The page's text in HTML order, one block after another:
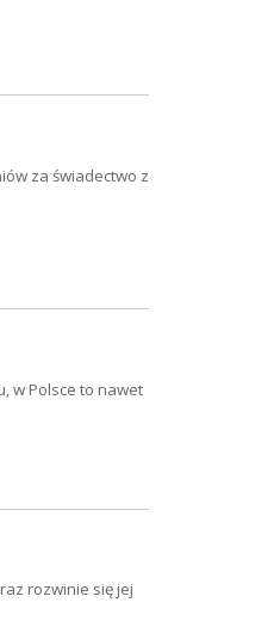
za świadectwo z
w Polsce to nawet
rozwinie się jej